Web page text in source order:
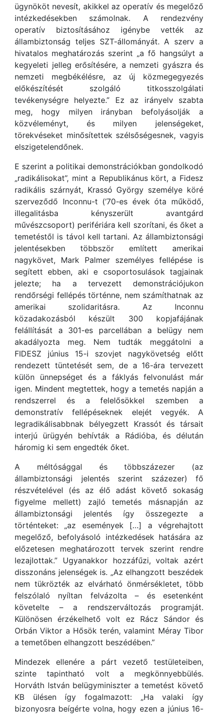
ügynököt nevesít, akikkel az operatív és megelőző
intézkedésekben számolnak. A rendezvény
operatív biztosításához igénybe vették az
állambiztonság teljes SZT-állományát. A szerv a
hivatalos meghatározás szerint „a fő hangsúlyt a
kegyeleti jelleg erősítésére, a nemzeti gyászra és
nemzeti megbékélésre, az új közmegegyezés
előkészítését szolgáló titkosszolgálati
tevékenységre helyezte.” Ez az irányelv szabta
meg, hogy milyen irányban befolyásolják a
közvéleményt, és milyen jelenségeket,
törekvéseket minősítettek szélsőségesnek, vagyis
elszigetelendőnek.
E szerint a politikai demonstrációkban gondolkodó
„radikálisokat”, mint a Republikánus kört, a Fidesz
radikális szárnyát, Krassó György személye köré
szerveződő Inconnu-t (’70-es évek óta működő,
illegalitásba kényszerült avantgárd
művészcsoport) perifériára kell szorítani, és őket a
temetéstől is távol kell tartani. Az állambiztonsági
jelentésekben többször említett amerikai
nagykövet, Mark Palmer személyes fellépése is
segített ebben, aki e csoportosulások tagjainak
jelezte; ha a tervezett demonstrációjukon
rendőrségi fellépés történne, nem számíthatnak az
amerikai szolidaritásra. Az Inconnu
közadakozásból készült 300 kopjafájának
felállítását a 301-es parcellában a belügy nem
akadályozta meg. Nem tudták meggátolni a
FIDESZ június 15-i szovjet nagykövetség előtt
rendezett tüntetését sem, de a 16-ára tervezett
külön ünnepséget és a fáklyás felvonulást már
igen. Mindent megtettek, hogy a temetés napján a
rendszerrel és a felelősökkel szemben a
demonstratív fellépéseknek elejét vegyék. A
legradikálisabbnak bélyegzett Krassót és társait
interjú ürügyén behívták a Rádióba, és délután
háromig ki sem engedték őket.
A méltósággal és többszázezer (az
állambiztonsági jelentés szerint százezer) fő
részvételével (és az élő adást követő sokaság
figyelme mellett) zajló temetés másnapján az
állambiztonsági jelentés így összegezte a
történteket: „az események […] a végrehajtott
megelőző, befolyásoló intézkedések hatására az
előzetesen meghatározott tervek szerint rendre
lezajlottak.” Ugyanakkor hozzáfűzi, voltak azért
disszonáns jelenségek is. „Az elhangzott beszédek
nem tükrözték az elvárható önmérsékletet, több
felszólaló nyíltan felvázolta – és esetenként
követelte – a rendszerváltozás programját.
Különösen érzékelhető volt ez Rácz Sándor és
Orbán Viktor a Hősök terén, valamint Méray Tibor
a temetőben elhangzott beszédében.”
Mindezek ellenére a párt vezető testületeiben,
szinte tapintható volt a megkönnyebbülés.
Horváth István belügyminiszter a temetést követő
KB ülésen így fogalmazott: „Ha valaki így
bizonyosra beígérte volna, hogy ezen a június 16-